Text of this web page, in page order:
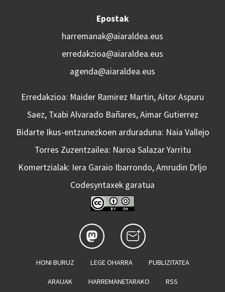
Epostak
harremanak@aiaraldea.eus
erredakzioa@aiaraldea.eus
agenda@aiaraldea.eus
Erredakzioa: Maider Ramirez Martin, Aitor Aspuru
Saez, Txabi Alvarado Bañares, Aimar Gutierrez
Bidarte Ikus-entzunezkoen arduraduna: Naia Vallejo
Torres Zuzentzailea: Naroa Salazar Yarritu
Komertzialak: Iera Garaio Ibarrondo, Amrudin Drljo
Codesyntaxek garatua
HONI BURUZ LEGE OHARRA PUBLIZITATEA
ARAUAK HARREMANETARAKO RSS